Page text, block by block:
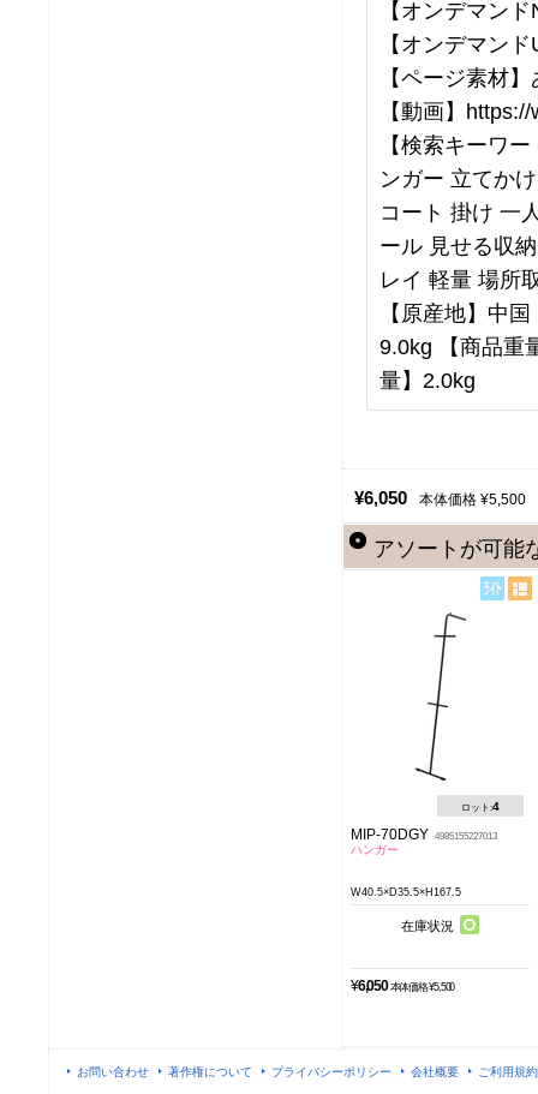
【オンデマン
【オンデマン
【ページ素材
【動画】
【検索キーワ
ンガー 立てか
コート 掛け 一
ール 見せる収
レイ 軽量 場所
【原産地】中
9.0kg 【商品重
量】2.0kg
¥6,050 本体価格 ¥5,500
アソートが可能
ロット:4
MIP-70DGY 4985155227013
ハンガー
W40.5×D35.5×H167.5
在庫状況
¥6,050 本体価格 ¥5,500
お問い合わせ 著作権について プライバシーポリシー 会社概要 ご利用規約